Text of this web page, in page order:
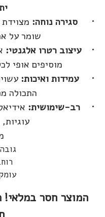
סגירה נוחה:
שומר על
עיצוב רטרו אלגנטי:
מוסיפים אופי
עמידות ואיכות:
התכולה
רב-שימושית:
גובה 18.5 ס"מ
רוחב
עומק: 7.5
המוצר חסר במלאי!